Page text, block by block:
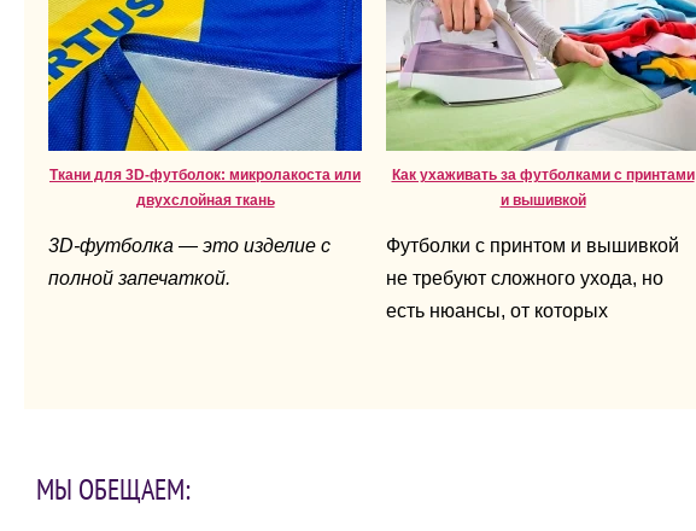
Ткани для 3D-футболок: микролакоста или
двухслойная ткань
3D-футболка — это изделие с
полной запечаткой.
Как ухаживать за футболками с принтами
и вышивкой
Футболки с принтом и вышивкой
не требуют сложного ухода, но
есть нюансы, от которых
МЫ ОБЕЩАЕМ: